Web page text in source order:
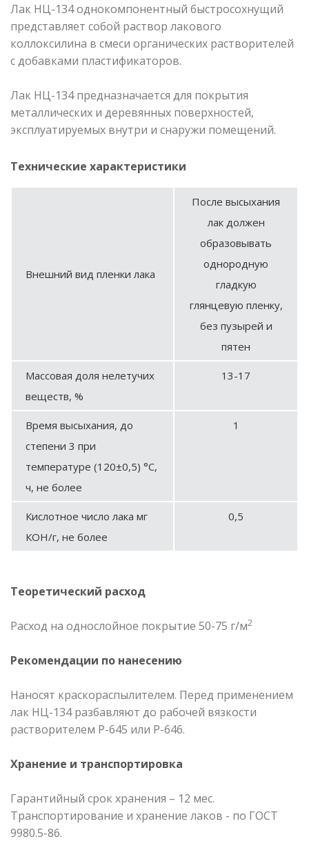
Лак НЦ-134 однокомпонентный быстросохнущий
представляет собой раствор лакового
коллоксилина в смеси органических растворителей
с добавками пластификаторов.
Лак НЦ-134 предназначается для покрытия
металлических и деревянных поверхностей,
эксплуатируемых внутри и снаружи помещений.
Технические характеристики
Внешний вид пленки лака
После высыхания
лак должен
образовывать
однородную
гладкую
глянцевую пленку,
без пузырей и
пятен
Массовая доля нелетучих
веществ, %
13-17
Время высыхания, до
степени 3 при
температуре (120±0,5) °С,
ч, не более
1
Кислотное число лака мг
КОН/г, не более
0,5
Теоретический расход
Расход на однослойное покрытие 50-75 г/м2
Рекомендации по нанесению
Наносят краскораспылителем. Перед применением
лак НЦ-134 разбавляют до рабочей вязкости
растворителем P-645 или P-646.
Хранение и транспортировка
Гарантийный срок хранения – 12 мес.
Транспортирование и хранение лаков - по ГОСТ
9980.5-86.